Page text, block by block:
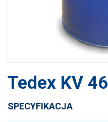
Tedex KV 46
SPECYFIKACJA